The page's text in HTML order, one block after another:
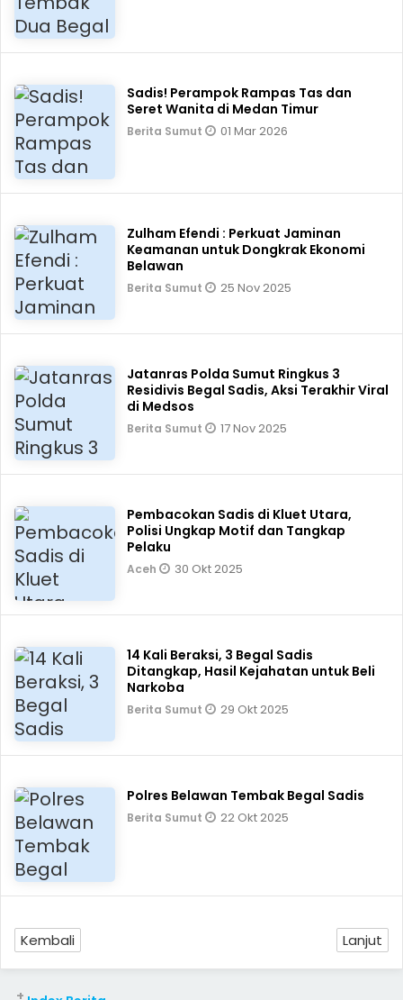
Sadis! Perampok Rampas Tas dan
Seret Wanita di Medan Timur
Berita Sumut 01 Mar 2026
Zulham Efendi : Perkuat Jaminan
Keamanan untuk Dongkrak Ekonomi
Belawan
Berita Sumut 25 Nov 2025
Jatanras Polda Sumut Ringkus 3
Residivis Begal Sadis, Aksi Terakhir Viral
di Medsos
Berita Sumut 17 Nov 2025
Pembacokan Sadis di Kluet Utara,
Polisi Ungkap Motif dan Tangkap
Pelaku
Aceh 30 Okt 2025
14 Kali Beraksi, 3 Begal Sadis
Ditangkap, Hasil Kejahatan untuk Beli
Narkoba
Berita Sumut 29 Okt 2025
Polres Belawan Tembak Begal Sadis
Berita Sumut 22 Okt 2025
Kembali Lanjut
+